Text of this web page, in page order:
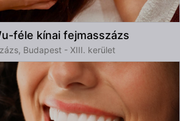
féle kínai fejmasszázs
Budapest - XIII. kerület